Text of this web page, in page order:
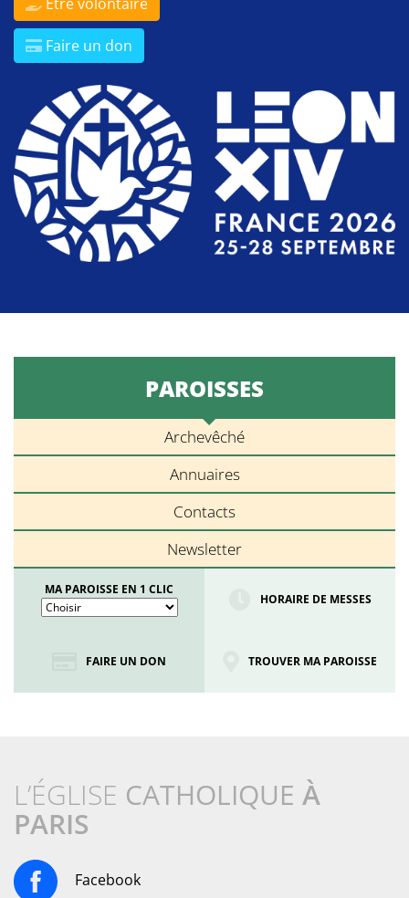
Faire un don
PAROISSES
Archevêché
Annuaires
Contacts
Newsletter
MA PAROISSE EN 1 CLIC
HORAIRE DE MESSES
FAIRE UN DON TROUVER MA PAROISSE
L’ÉGLISE CATHOLIQUE À
PARIS
Facebook